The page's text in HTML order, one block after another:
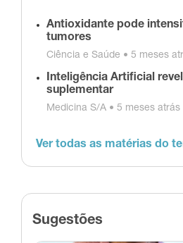
Antioxidante pode
tumores
Ciência e Saúde • 5 meses
Inteligência Artificial
suplementar
Medicina S/A • 5 meses atrás
Ver todas as matérias do
Sugestões